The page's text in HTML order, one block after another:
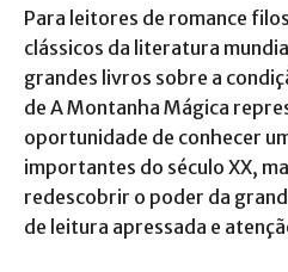
Para leitores de romance
clássicos da literatura
grandes livros sobre a
de A Montanha Mágica
oportunidade de conhecer
importantes do século XX,
redescobrir o poder da
de leitura apressada e